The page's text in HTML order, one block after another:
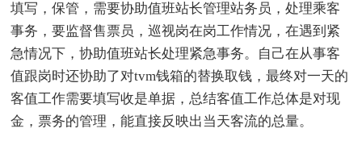
填写，保管，需要协助值班站长管理站务员，处理乘客
事务，要监督售票员，巡视岗在岗工作情况，在遇到紧
急情况下，协助值班站长处理紧急事务。自己在从事客
值跟岗时还协助了对tvm钱箱的替换取钱，最终对一天的
客值工作需要填写收是单据，总结客值工作总体是对现
金，票务的管理，能直接反映出当天客流的总量。